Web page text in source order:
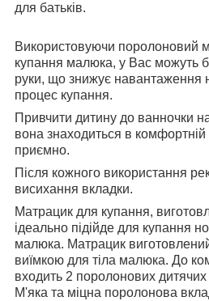
для батьків.
Використовуючи поролоновий
купання малюка, у Вас можуть
руки, що знижує навантаження
процес купання.
Привчити дитину до ванночки
вона знаходиться в комфортній
приємно.
Після кожного використання
висихання вкладки.
Матрацик для купання,
ідеально підійде для купання
малюка. Матрацик
виїмкою для тіла малюка. До
входить 2 поролонових
М'яка та міцна поролонова